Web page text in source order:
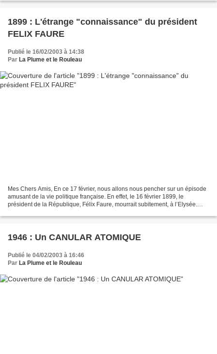
1899 : L'étrange "connaissance" du président
FELIX FAURE
Publié le 16/02/2003 à 14:38
Par La Plume et le Rouleau
Mes Chers Amis, En ce 17 février, nous allons nous pencher sur un épisode
amusant de la vie politique française. En effet, le 16 février 1899, le
président de la République, Félix Faure, mourrait subitement, à l’Elysée.
1946 : Un CANULAR ATOMIQUE
Publié le 04/02/2003 à 16:46
Par La Plume et le Rouleau